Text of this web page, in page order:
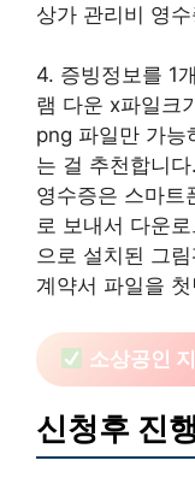
상가 관리비 영
4. 증빙정보를 1
램 다운 x파일크
png 파일만 가능
는 걸 추천합니
영수증은 스마트
로 보내서 다운
으로 설치된 그
계약서 파일을
소상공인
신청후 진